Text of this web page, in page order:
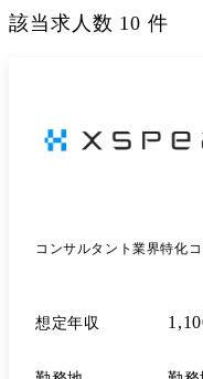
該当求人数 10 件
コンサルタント業界特化
想定年収